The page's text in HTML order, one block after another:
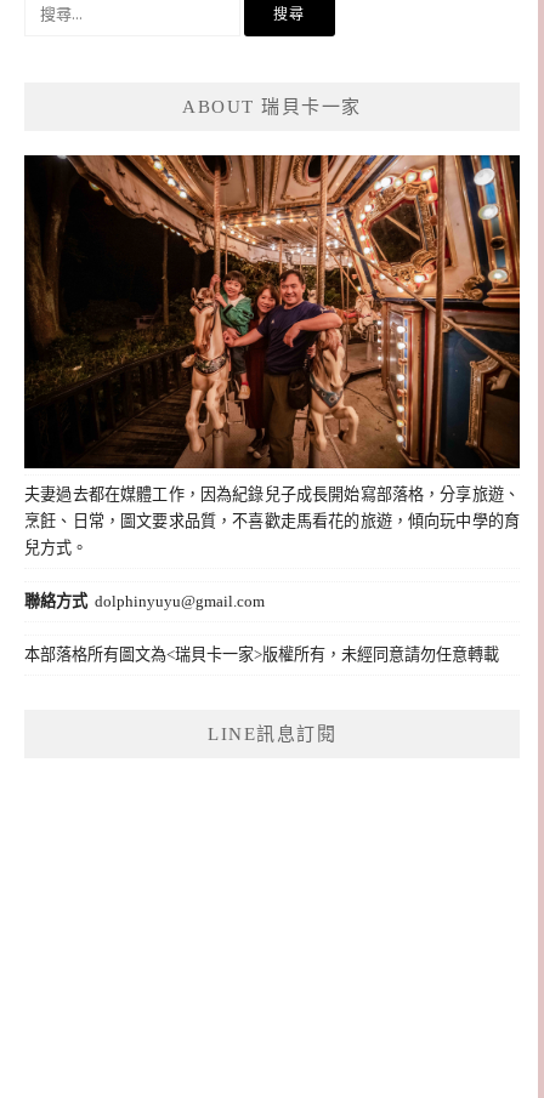
ABOUT 瑞貝卡一家
夫妻過去都在媒體工作，因為紀錄兒子成長開始寫部落格，分享旅遊、
烹飪、日常，圖文要求品質，不喜歡走馬看花的旅遊，傾向玩中學的育
兒方式。
聯絡方式 dolphinyuyu@gmail.com
本部落格所有圖文為<瑞貝卡一家>版權所有，未經同意請勿任意轉載
LINE訊息訂閱